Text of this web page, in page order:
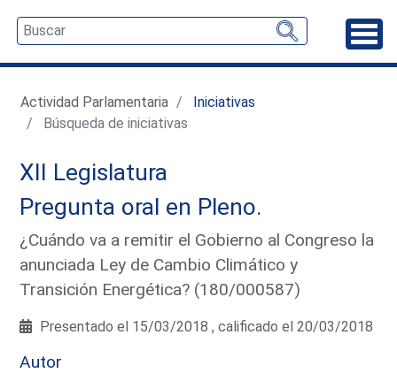
Actividad Parlamentaria
Iniciativas
Búsqueda de iniciativas
XII Legislatura
Pregunta oral en Pleno.
¿Cuándo va a remitir el Gobierno al Congreso la
anunciada Ley de Cambio Climático y
Transición Energética? (180/000587)
Presentado el 15/03/2018 , calificado el 20/03/2018
Autor